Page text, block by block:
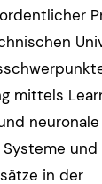
mittels
und
in der